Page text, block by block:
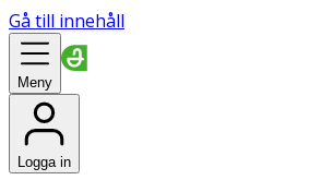
Gå till innehåll
Meny
Logga in